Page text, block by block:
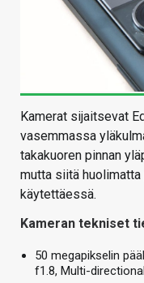
Kamerat sijaitsevat
vasemmassa
takakuoren pinnan
mutta siitä
käytettäessä.
Kameran tekniset
50 megapikselin
f1.8, Multi-directional